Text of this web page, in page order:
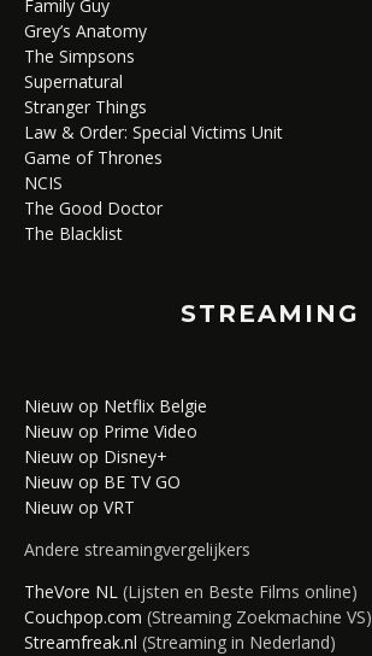
Family Guy
Grey’s Anatomy
The Simpsons
Supernatural
Stranger Things
Law & Order: Special Victims Unit
Game of Thrones
NCIS
The Good Doctor
The Blacklist
STREAMING
Nieuw op Netflix Belgie
Nieuw op Prime Video
Nieuw op Disney+
Nieuw op BE TV GO
Nieuw op VRT
Andere streamingvergelijkers
TheVore NL (Lijsten en Beste Films online)
Couchpop.com (Streaming Zoekmachine VS)
Streamfreak.nl (Streaming in Nederland)